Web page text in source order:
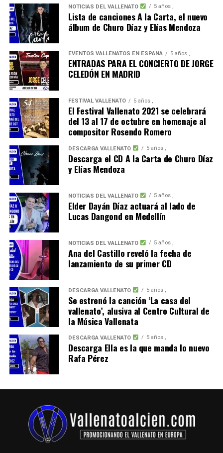
NOTICIAS DEL VALLENATO 5 años ,
Lista de canciones A la Carta, el nuevo
álbum de Churo Díaz y Elías Mendoza
EVENTOS VALLENATOS EN ESPAÑA 5 años ,
ENTRADAS PARA EL CONCIERTO DE JORGE
CELEDÓN EN MADRID
FESTIVAL VALLENATO 5 años ,
El Festival Vallenato 2021 se celebrará
del 13 al 17 de octubre en homenaje al
compositor Rosendo Romero
DESCARGA VALLENATO 5 años ,
Descarga el CD A la Carta de Churo Díaz
y Elías Mendoza
NOTICIAS DEL VALLENATO 5 años ,
Elder Dayán Díaz actuará al lado de
Lucas Dangond en Medellín
NOTICIAS DEL VALLENATO 5 años ,
Ana del Castillo reveló la fecha de
lanzamiento de su primer CD
DESCARGA VALLENATO 5 años ,
Se estrenó la canción ‘La casa del
vallenato’, alusiva al Centro Cultural de
la Música Vallenata
DESCARGA VALLENATO 5 años ,
Descarga Ella es la que manda lo nuevo
Rafa Pérez